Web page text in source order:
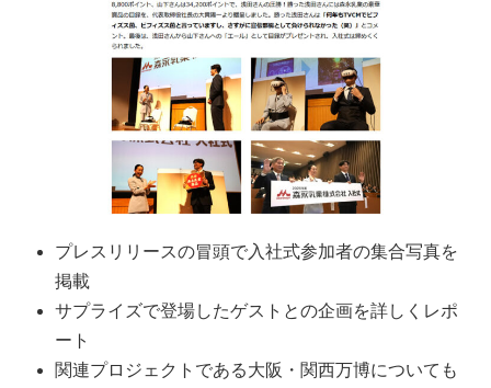
プレスリリースの冒頭で入社式参加者の集合写真を
掲載
サプライズで登場したゲストとの企画を詳しくレポ
ート
関連プロジェクトである大阪・関西万博についても